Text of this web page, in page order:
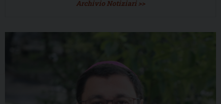
Archivio Notiziari >>